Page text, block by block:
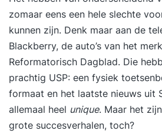
zomaar eens een hele slechte
kunnen zijn. Denk maar aan de
Blackberry, de auto’s van het
Reformatorisch Dagblad. Die
prachtig USP: een fysiek
formaat en het laatste nieuws uit
allemaal heel unique. Maar het
grote succesverhalen, toch?